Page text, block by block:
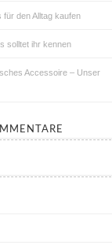
für den Alltag kaufen
solltet ihr kennen
Accessoire – Unser